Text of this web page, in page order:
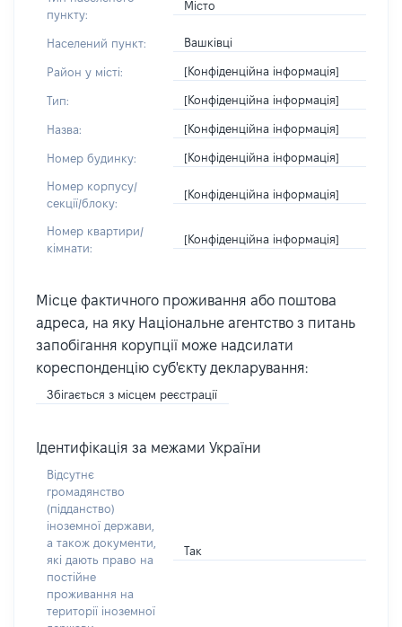
пункту:
Місто
Населений пункт: Вашківці
Район у місті: [Конфіденційна інформація]
Тип: [Конфіденційна інформація]
Назва: [Конфіденційна інформація]
Номер будинку: [Конфіденційна інформація]
Номер корпусу/
секції/блоку:
[Конфіденційна інформація]
Номер квартири/
кімнати:
[Конфіденційна інформація]
Місце фактичного проживання або поштова
адреса, на яку Національне агентство з питань
запобігання корупції може надсилати
кореспонденцію суб'єкту декларування:
Збігається з місцем реєстрації
Ідентифікація за межами України
Відсутнє
громадянство
(підданство)
іноземної держави,
а також документи,
які дають право на
постійне
проживання на
території іноземної
Так